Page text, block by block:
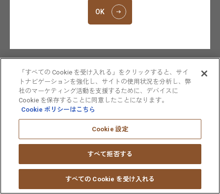
関して、標準治療不応な進行再発結腸・直腸がん患者を対象
とした臨床第Ⅱ相試験の結果が、第9回 日本臨床腫瘍学会学
キサリプラチンを含む2レジメン以上の標準化学療法に不応と
なった切除不能な進行再発結腸・直腸がん患者172名を対象
とし、プラセボ対照の二重盲検ランダム化比較試験でTAS-
102の延命効果を主要評価項目として評価しています。その
結果、TAS-102投与群ではプラセボ投与群に比べ全生存期間
が延長し［全生存期間 中央値：9.0ヵ月対6.6ヵ月］、死亡
CTCAEグレード3以上の薬物有害反応は好中球減少であり、
下痢や倦怠感、悪心などは10%以下でした。
「すべての Cookie を受け入れる」をクリックすると、サイ
トナビゲーションを強化し、サイトの使用状況を分析し、弊
社のマーケティング活動を支援するために、デバイスに
Cookie を保存することに同意したことになります。
Cookie ポリシーはこちら
Cookie 設定
すべて拒否する
すべての Cookie を受け入れる
OK